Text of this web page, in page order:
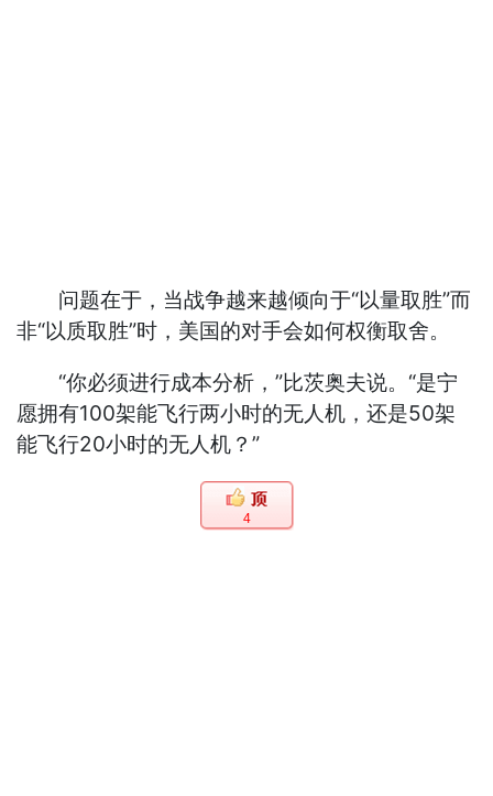
问题在于，当战争越来越倾向于“以量取胜”而
非“以质取胜”时，美国的对手会如何权衡取舍。
“你必须进行成本分析，”比茨奥夫说。“是宁
愿拥有100架能飞行两小时的无人机，还是50架
能飞行20小时的无人机？”
4